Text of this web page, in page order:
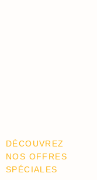
DÉCOUVREZ
NOS OFFRES
SPÉCIALES